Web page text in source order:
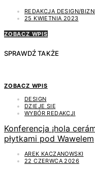
REDAKCJA DESIGN/
25 KWIETNIA 2023
ZOBACZ WPIS
SPRAWDŹ TAKŻE
ZOBACZ WPIS
DESIGN
DZIEJE SIĘ
WYBÓR REDAKCJI
Konferencja ¡hola
płytkami pod Wawelem
AREK KACZANOWSKI
22 CZERWCA 2026